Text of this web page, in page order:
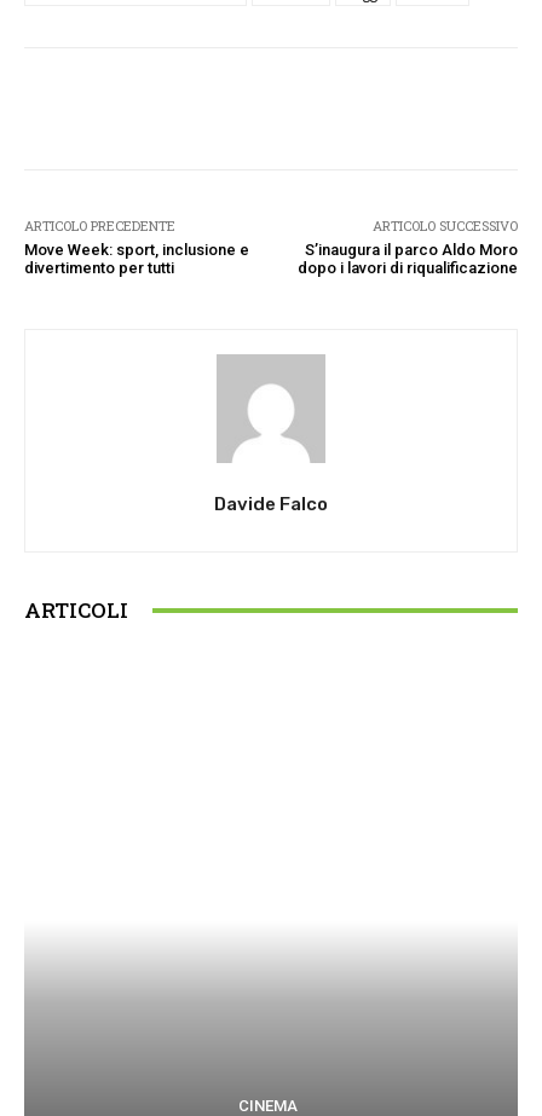
ARTICOLO PRECEDENTE
Move Week: sport, inclusione e
divertimento per tutti
ARTICOLO SUCCESSIVO
S’inaugura il parco Aldo Moro
dopo i lavori di riqualificazione
Davide Falco
ARTICOLI
CINEMA